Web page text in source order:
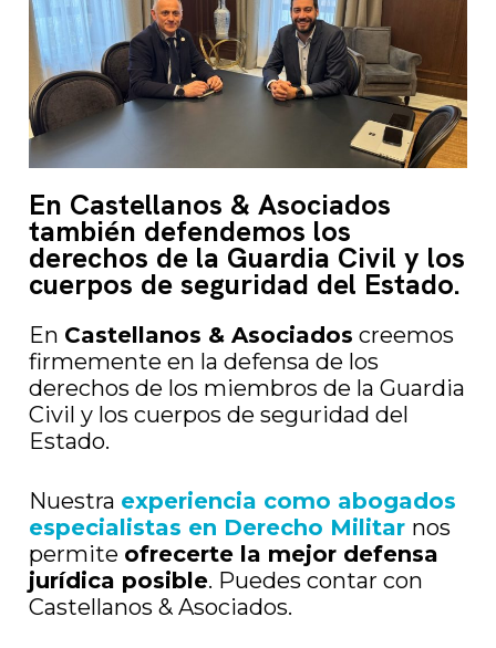
En Castellanos & Asociados
también defendemos los
derechos de la Guardia Civil y los
cuerpos de seguridad del Estado.
En Castellanos & Asociados creemos
firmemente en la defensa de los
derechos de los miembros de la Guardia
Civil y los cuerpos de seguridad del
Estado.
Nuestra experiencia como abogados
especialistas en Derecho Militar nos
permite ofrecerte la mejor defensa
jurídica posible. Puedes contar con
Castellanos & Asociados.